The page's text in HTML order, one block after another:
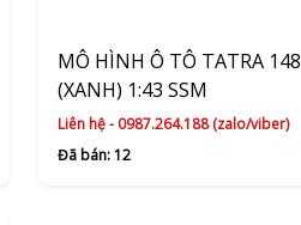
MÔ HÌNH Ô TÔ TATRA 148
(XANH) 1:43 SSM
Liên hệ - 0987.264.188 (zalo/viber)
Đã bán: 12